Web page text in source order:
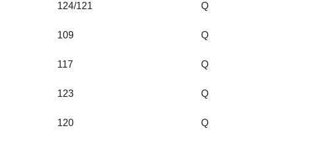
124/121 Q
109 Q
117 Q
123 Q
120 Q